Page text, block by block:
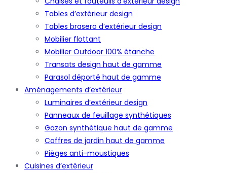
Tables d’extérieur design
Tables brasero d’extérieur design
Mobilier flottant
Mobilier Outdoor 100% étanche
Transats design haut de gamme
Parasol déporté haut de gamme
Aménagements d’extérieur
Luminaires d’extérieur design
Panneaux de feuillage synthétiques
Gazon synthétique haut de gamme
Coffres de jardin haut de gamme
Pièges anti-moustiques
Cuisines d’extérieur